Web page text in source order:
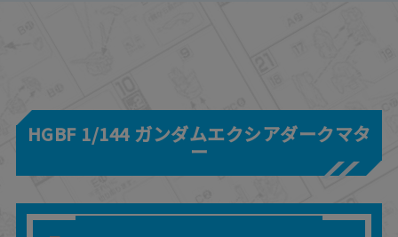
HGBF 1/144 ガンダムエクシアダークマタ
ー